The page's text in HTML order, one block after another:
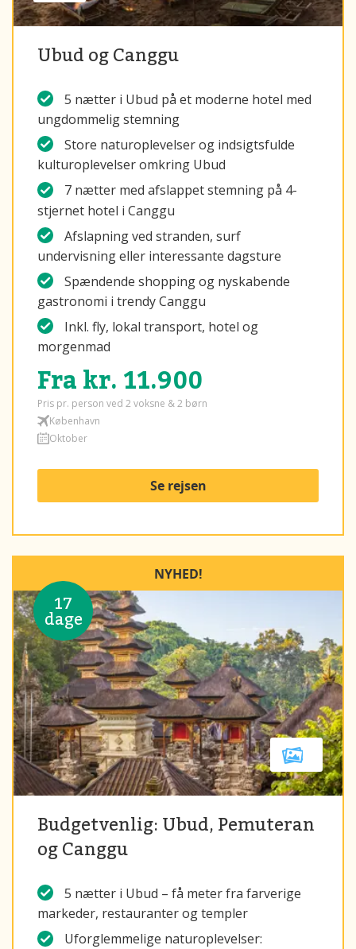
Ubud og Canggu
5 nætter i Ubud på et moderne hotel med
ungdommelig stemning
Store naturoplevelser og indsigtsfulde
kulturoplevelser omkring Ubud
7 nætter med afslappet stemning på 4-
stjernet hotel i Canggu
Afslapning ved stranden, surf
undervisning eller interessante dagsture
Spændende shopping og nyskabende
gastronomi i trendy Canggu
Inkl. fly, lokal transport, hotel og
morgenmad
Fra kr. 11.900
Pris pr. person ved 2 voksne & 2 børn
København
Oktober
Se rejsen
17
dage
NYHED!
Budgetvenlig: Ubud, Pemuteran
og Canggu
5 nætter i Ubud – få meter fra farverige
markeder, restauranter og templer
Uforglemmelige naturoplevelser: